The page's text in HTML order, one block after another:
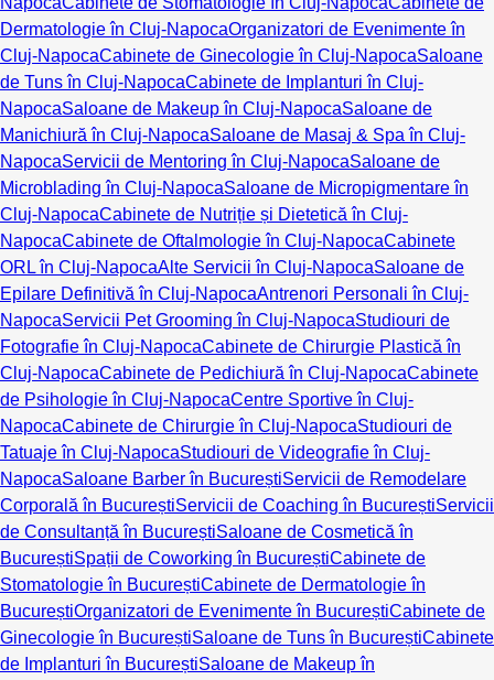
Dermatologie în Cluj-NapocaOrganizatori de Evenimente în
Cluj-NapocaCabinete de Ginecologie în Cluj-NapocaSaloane
de Tuns în Cluj-NapocaCabinete de Implanturi în Cluj-
NapocaSaloane de Makeup în Cluj-NapocaSaloane de
Manichiură în Cluj-NapocaSaloane de Masaj & Spa în Cluj-
NapocaServicii de Mentoring în Cluj-NapocaSaloane de
Microblading în Cluj-NapocaSaloane de Micropigmentare în
Cluj-NapocaCabinete de Nutriție și Dietetică în Cluj-
NapocaCabinete de Oftalmologie în Cluj-NapocaCabinete
ORL în Cluj-NapocaAlte Servicii în Cluj-NapocaSaloane de
Epilare Definitivă în Cluj-NapocaAntrenori Personali în Cluj-
NapocaServicii Pet Grooming în Cluj-NapocaStudiouri de
Fotografie în Cluj-NapocaCabinete de Chirurgie Plastică în
Cluj-NapocaCabinete de Pedichiură în Cluj-NapocaCabinete
de Psihologie în Cluj-NapocaCentre Sportive în Cluj-
NapocaCabinete de Chirurgie în Cluj-NapocaStudiouri de
Tatuaje în Cluj-NapocaStudiouri de Videografie în Cluj-
NapocaSaloane Barber în BucureștiServicii de Remodelare
Corporală în BucureștiServicii de Coaching în BucureștiServicii
de Consultanță în BucureștiSaloane de Cosmetică în
BucureștiSpații de Coworking în BucureștiCabinete de
Stomatologie în BucureștiCabinete de Dermatologie în
BucureștiOrganizatori de Evenimente în BucureștiCabinete de
Ginecologie în BucureștiSaloane de Tuns în BucureștiCabinete
de Implanturi în BucureștiSaloane de Makeup în